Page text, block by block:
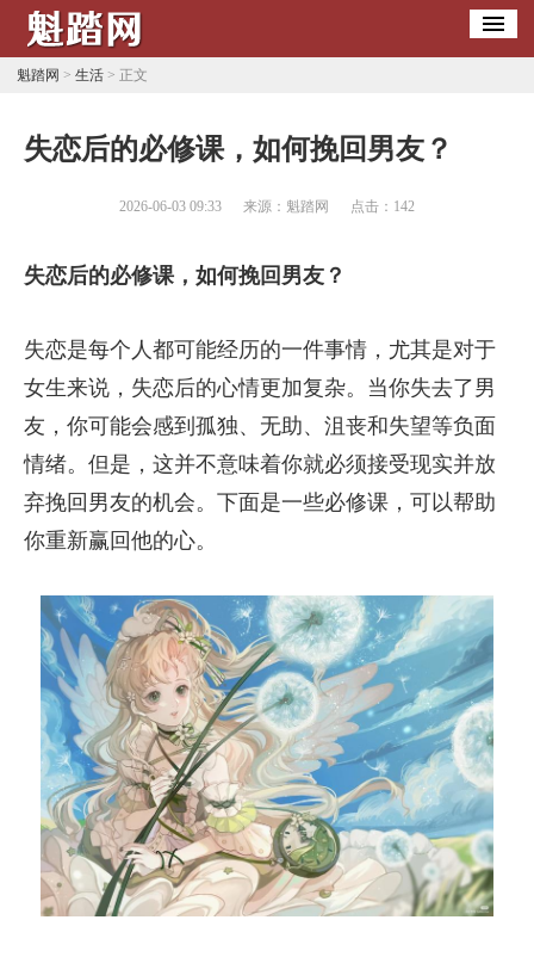
魁踏网 > 生活> 正文
​失恋后的必修课，如何挽回男友？
2026-06-03 09:33 来源：魁踏网 点击： 142
失恋后的必修课，如何挽回男友？
失恋是每个人都可能经历的一件事情，尤其是对于
女生来说，失恋后的心情更加复杂。当你失去了男
友，你可能会感到孤独、无助、沮丧和失望等负面
情绪。但是，这并不意味着你就必须接受现实并放
弃挽回男友的机会。下面是一些必修课，可以帮助
你重新赢回他的心。